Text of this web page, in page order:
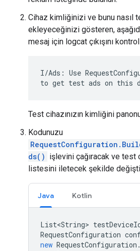
Cihaz kimliğinizi ve bunu nasıl
ekleyeceğinizi gösteren,
mesaj için logcat çıkışını
I/Ads: Use
to get test ads on this
Test cihazınızın kimliğini
Kodunuzu
ds() işlevini çağıracak ve test
listesini iletecek şekilde
Java Kotlin
List<String>
RequestConfiguration
new RequestConfiguration .